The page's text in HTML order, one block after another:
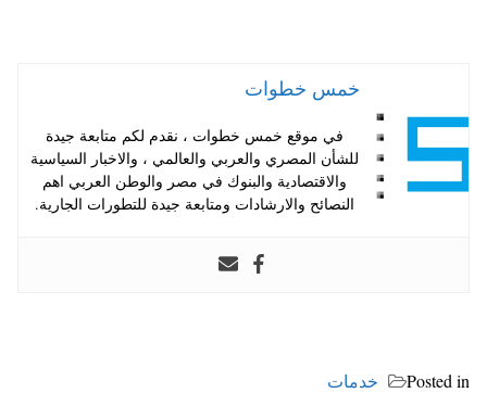
خمس خطوات
في موقع خمس خطوات ، نقدم لكم متابعة جيدة
للشأن المصري والعربي والعالمي ، والاخبار السياسية
والاقتصادية والبنوك في مصر والوطن العربي اهم
النصائح والارشادات ومتابعة جيدة للتطورات الجارية.
Posted in خدمات